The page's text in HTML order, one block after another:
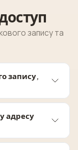
запису та
запису,
адресу